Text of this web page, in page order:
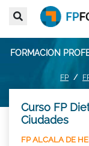
FORMACION
FP
Curso FP
Ciudades
FP ALCALA DE